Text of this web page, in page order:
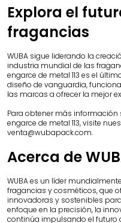
Explora el
fragancias
WUBA sigue liderando la
industria mundial de las
engarce de metal 113 es el
diseño de vanguardia,
las marcas a ofrecer la mejor
Para obtener más
engarce de metal 113, visite
venta@wubapack.com.
Acerca de
WUBA es un líder
fragancias y cosméticos, que
innovadoras y sostenibles
enfoque en la precisión, la
continúa impulsando el futuro